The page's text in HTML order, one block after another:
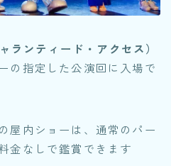
ンティード・アクセス）
の指定した公演回に入場で
屋内ショーは、通常のパー
金なしで鑑賞できます